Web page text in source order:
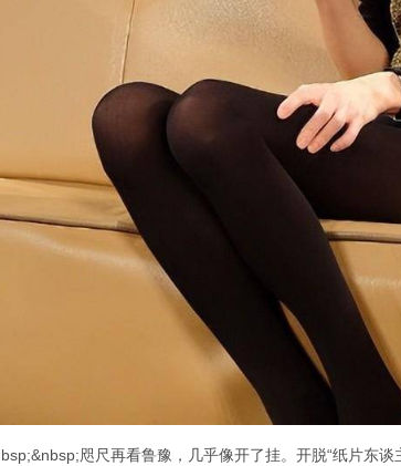
咫尺再看鲁豫，几乎像开了挂。开脱“纸片东